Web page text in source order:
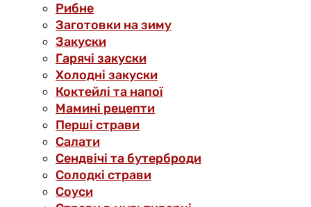
Рибне
Заготовки на зиму
Закуски
Гарячі закуски
Холодні закуски
Коктейлі та напої
Мамині рецепти
Перші страви
Салати
Сендвічі та бутерброди
Солодкі страви
Соуси